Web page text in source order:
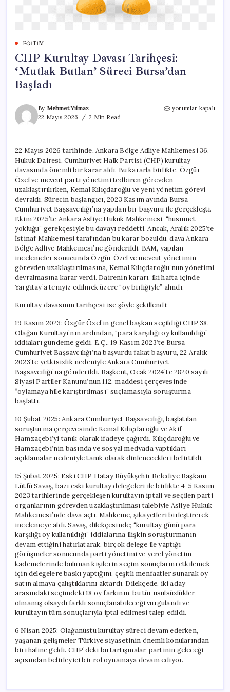
EĞITIM
CHP Kurultay Davası Tarihçesi:
‘Mutlak Butlan’ Süreci Bursa’dan
Başladı
By Mehmet Yılmaz
22 Mayıs 2026
2 Min Read
CHP
Butlan’
Süreci
Bursa’dan
Başladı
için
yorumlar kapalı
22 Mayıs 2026 tarihinde, Ankara Bölge Adliye Mahkemesi 36.
Hukuk Dairesi, Cumhuriyet Halk Partisi (CHP) kurultay
davasında önemli bir karar aldı. Bu kararla birlikte, Özgür
Özel ve mevcut parti yönetimi tedbiren görevden
uzaklaştırılırken, Kemal Kılıçdaroğlu ve yeni yönetim görevi
devraldı. Sürecin başlangıcı, 2023 Kasım ayında Bursa
Cumhuriyet Başsavcılığı’na yapılan bir başvuru ile gerçekleşti.
Ekim 2025’te Ankara Asliye Hukuk Mahkemesi, “husumet
yokluğu” gerekçesiyle bu davayı reddetti. Ancak, Aralık 2025’te
İstinaf Mahkemesi tarafından bu karar bozuldu, dava Ankara
Bölge Adliye Mahkemesi’ne gönderildi. BAM, yapılan
incelemeler sonucunda Özgür Özel ve mevcut yönetimin
görevden uzaklaştırılmasına, Kemal Kılıçdaroğlu’nun yönetimi
devralmasına karar verdi. Dairenin kararı, iki hafta içinde
Yargıtay’a temyiz edilmek üzere “oy birliğiyle” alındı.
Kurultay davasının tarihçesi ise şöyle şekillendi:
19 Kasım 2023: Özgür Özel’in genel başkan seçildiği CHP 38.
Olağan Kurultayı’nın ardından, “para karşılığı oy kullanıldığı”
iddiaları gündeme geldi. E.Ç., 19 Kasım 2023’te Bursa
Cumhuriyet Başsavcılığı’na başvurdu fakat başvuru, 22 Aralık
2023’te yetkisizlik nedeniyle Ankara Cumhuriyet
Başsavcılığı’na gönderildi. Başkent, Ocak 2024’te 2820 sayılı
Siyasi Partiler Kanunu’nun 112. maddesi çerçevesinde
“oylamaya hile karıştırılması” suçlamasıyla soruşturma
başlattı.
10 Şubat 2025: Ankara Cumhuriyet Başsavcılığı, başlatılan
soruşturma çerçevesinde Kemal Kılıçdaroğlu ve Akif
Hamzaçebi’yi tanık olarak ifadeye çağırdı. Kılıçdaroğlu ve
Hamzaçebi’nin basında ve sosyal medyada yaptıkları
açıklamalar nedeniyle tanık olarak dinlenecekleri belirtildi.
15 Şubat 2025: Eski CHP Hatay Büyükşehir Belediye Başkanı
Lütfü Savaş, bazı eski kurultay delegeleri ile birlikte 4-5 Kasım
2023 tarihlerinde gerçekleşen kurultayın iptali ve seçilen parti
organlarının görevden uzaklaştırılması talebiyle Asliye Hukuk
Mahkemesi’nde dava açtı. Mahkeme, şikayetleri birleştirerek
incelemeye aldı. Savaş, dilekçesinde; “kurultay günü para
karşılığı oy kullanıldığı” iddialarına ilişkin soruşturmanın
devam ettiğini hatırlatarak, birçok delege ile yaptığı
görüşmeler sonucunda parti yönetimi ve yerel yönetim
kademelerinde bulunan kişilerin seçim sonuçlarını etkilemek
için delegelere baskı yaptığını, çeşitli menfaatler sunarak oy
satın almaya çalıştıklarını aktardı. Dilekçede, iki aday
arasındaki seçimdeki 18 oy farkının, bu tür usulsüzlükler
olmamış olsaydı farklı sonuçlanabileceği vurgulandı ve
kurultayın tüm sonuçlarıyla iptal edilmesi talep edildi.
6 Nisan 2025: Olağanüstü kurultay süreci devam ederken,
yaşanan gelişmeler Türkiye siyasetinin önemli konularından
biri haline geldi. CHP’deki bu tartışmalar, partinin geleceği
açısından belirleyici bir rol oynamaya devam ediyor.